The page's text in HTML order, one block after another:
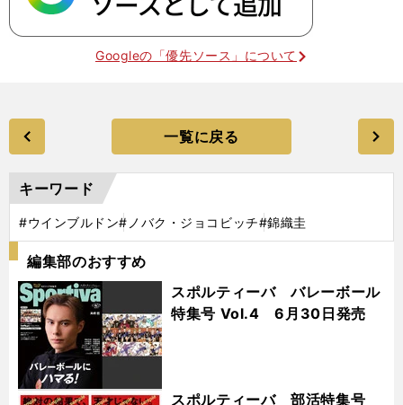
Googleの「優先ソース」について
一覧に戻る
キーワード
#ウインブルドン#ノバク・ジョコビッチ#錦織圭
編集部のおすすめ
スポルティーバ バレーボール
特集号 Vol.4 6月30日発売
スポルティーバ 部活特集号